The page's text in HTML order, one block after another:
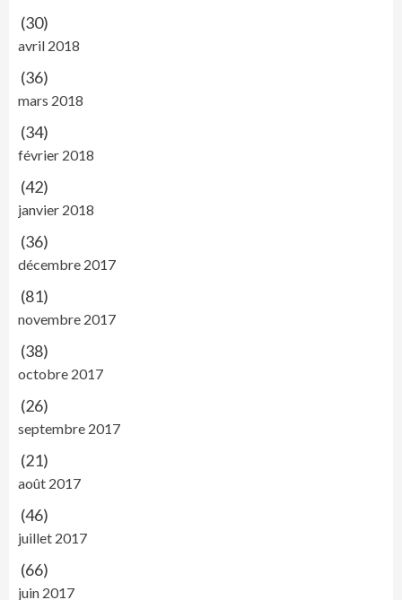
(30)
avril 2018
(36)
mars 2018
(34)
février 2018
(42)
janvier 2018
(36)
décembre 2017
(81)
novembre 2017
(38)
octobre 2017
(26)
septembre 2017
(21)
août 2017
(46)
juillet 2017
(66)
juin 2017